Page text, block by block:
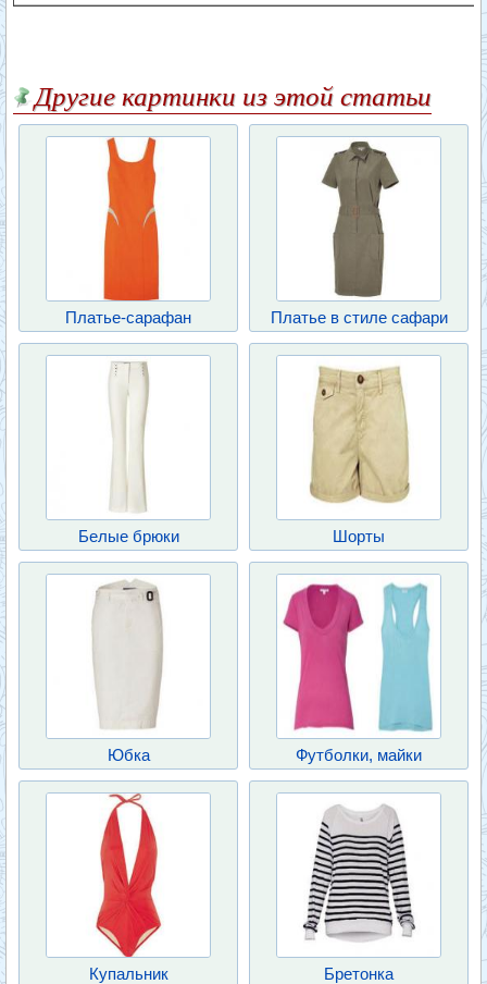
Другие картинки из этой статьи
Платье-сарафан Платье в стиле сафари
Белые брюки Шорты
Юбка Футболки, майки
Купальник Бретонка